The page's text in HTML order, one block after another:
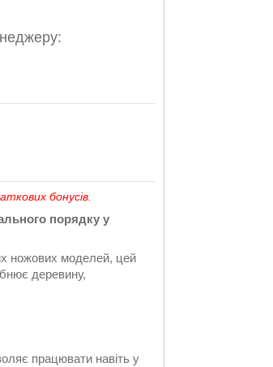
бонусів.
порядку у
ножових моделей, цей
деревину,
працювати навіть у